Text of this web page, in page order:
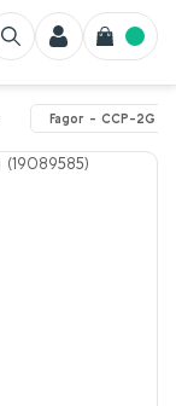
Fagor - CCP-2G